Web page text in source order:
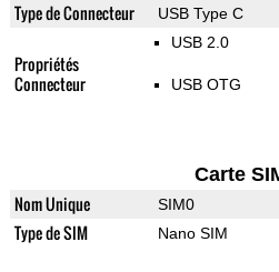
Type de Connecteur USB Type C
Propriétés
Connecteur
USB 2.0
USB OTG
Carte
Nom Unique SIM0
Type de SIM Nano SIM